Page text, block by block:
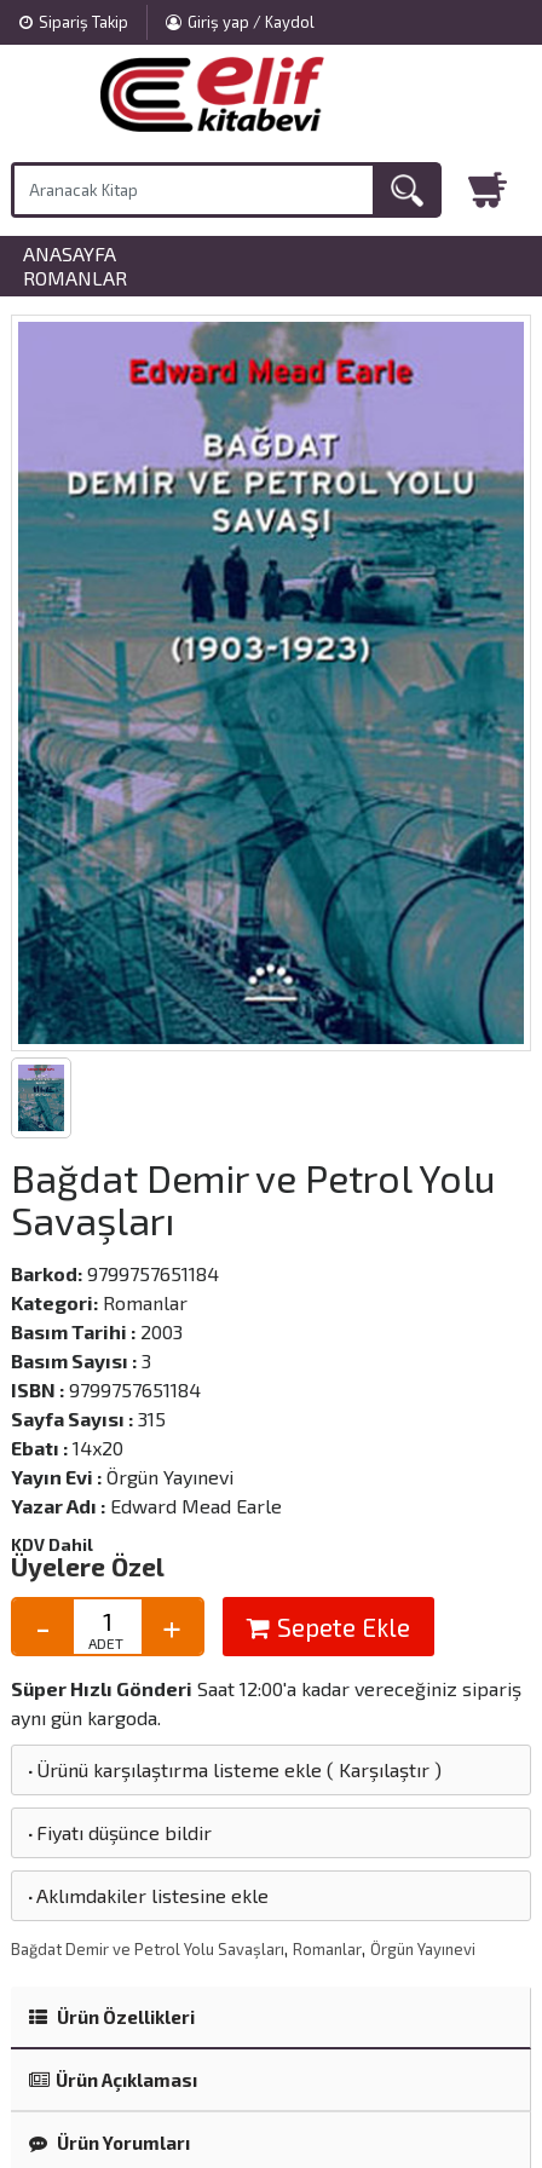
Sipariş Takip Giriş yap / Kaydol
ANASAYFA
ROMANLAR
Bağdat Demir ve Petrol Yolu
Savaşları
Barkod:9799757651184
Kategori: Romanlar
Basım Tarihi :2003
Basım Sayısı :3
ISBN :9799757651184
Sayfa Sayısı :315
Ebatı :14x20
Yayın Evi :Örgün Yayınevi
Yazar Adı :Edward Mead Earle
KDV Dahil
Üyelere Özel
Sepete Ekle
Süper Hızlı Gönderi Saat 12:00'a kadar vereceğiniz sipariş
aynı gün kargoda.
· Ürünü karşılaştırma listeme ekle ( Karşılaştır)
· Fiyatı düşünce bildir
·Aklımdakiler listesine ekle
Bağdat Demir ve Petrol Yolu Savaşları Romanlar, Örgün Yayınevi
Ürün Özellikleri
Ürün Açıklaması
Ürün Yorumları